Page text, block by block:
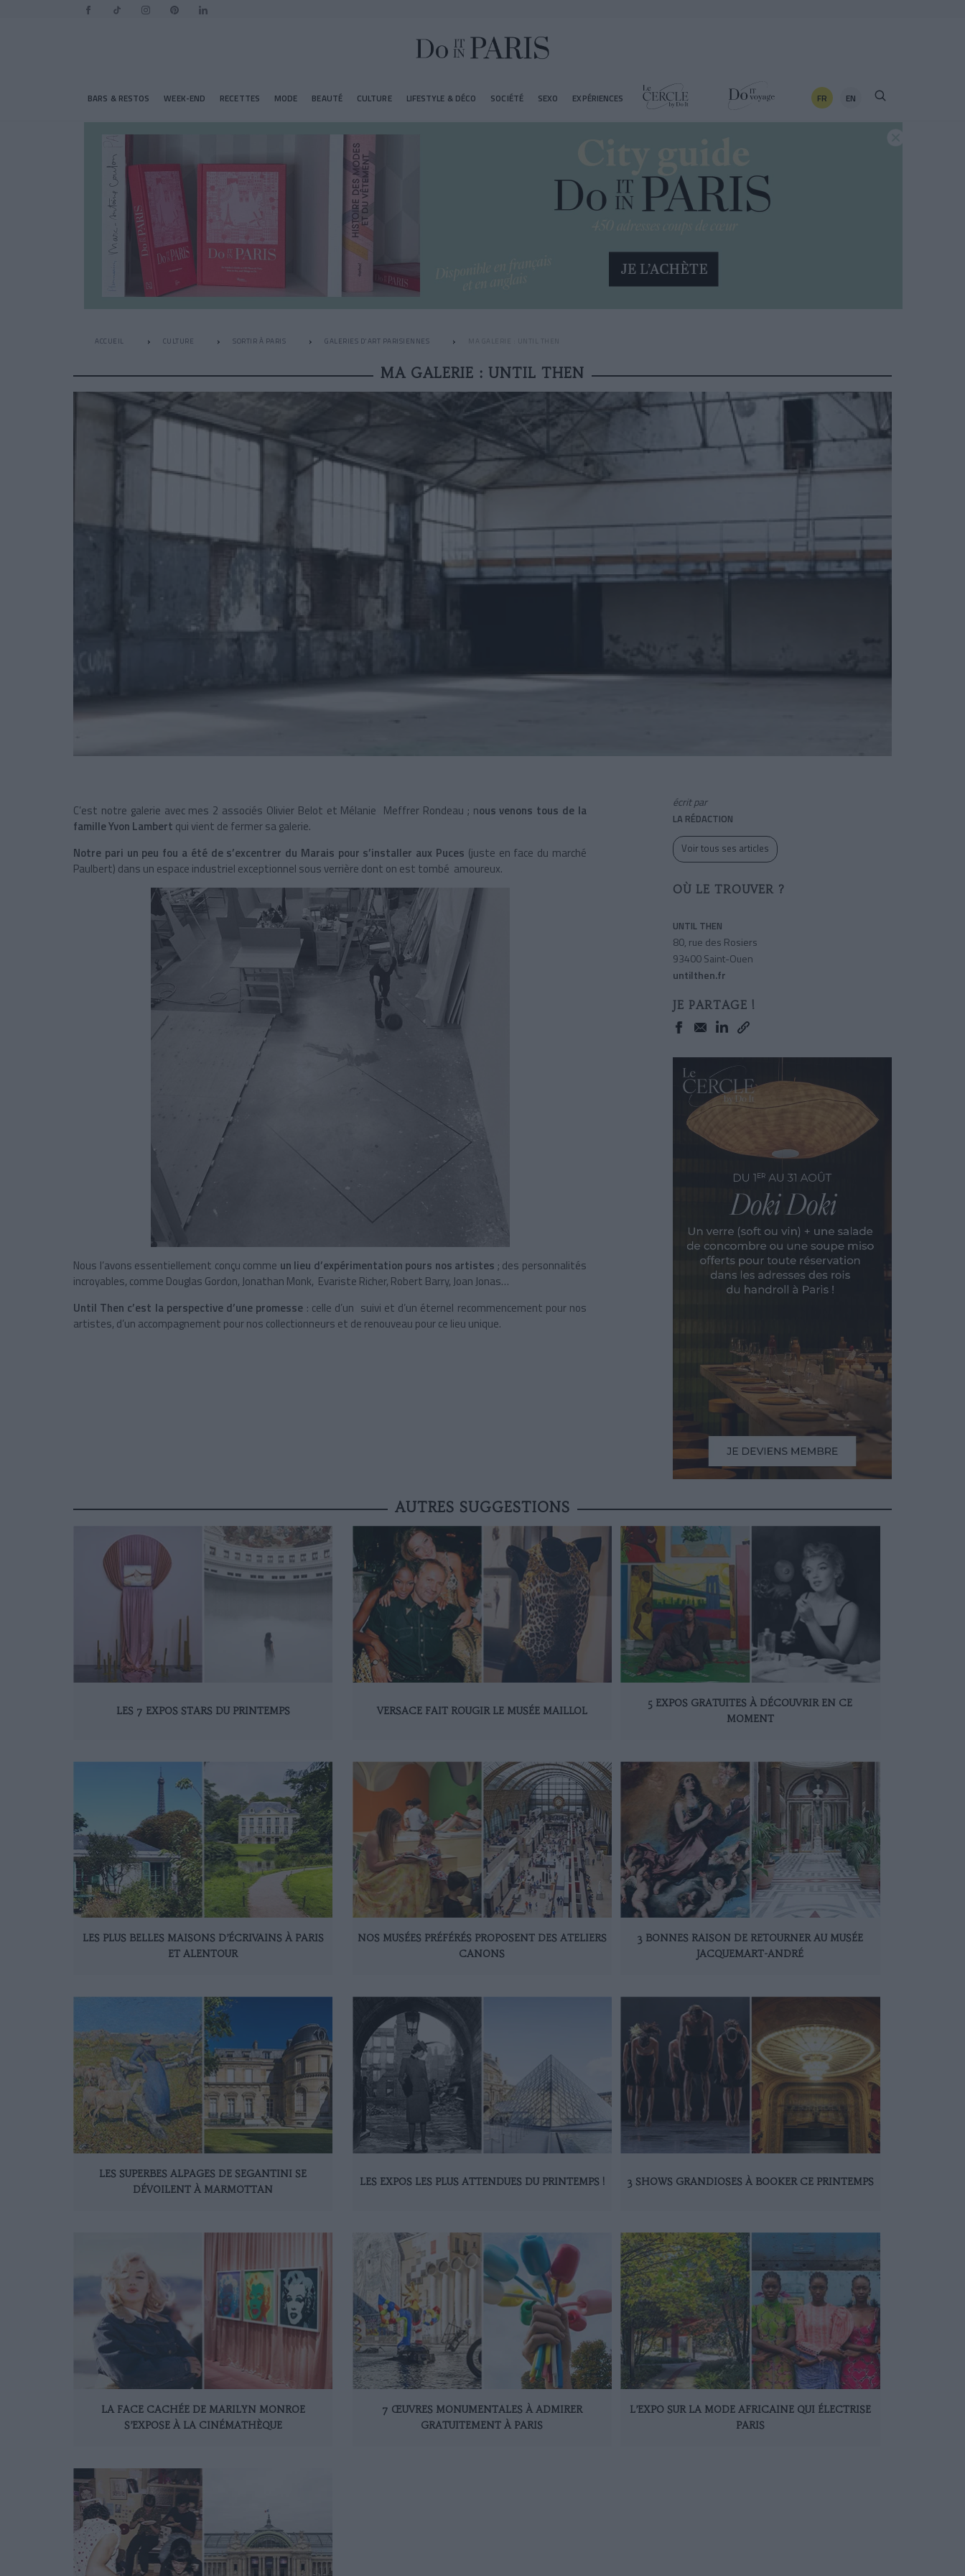
BARS & RESTOS WEEK-END RECETTES MODE BEAUTÉ CULTURE LIFESTYLE & DÉCO SOCIÉTÉ SEXO EXPÉRIENCES FR EN
ACCUEIL CULTURE SORTIR À PARIS GALERIES D'ART PARISIENNES MA GALERIE : UNTIL THEN
MA GALERIE : UNTIL THEN
C’est notre galerie avec mes 2 associés Olivier Belot et Mélanie Meffrer Rondeau ; nous venons tous de la
famille Yvon Lambert qui vient de fermer sa galerie.
Notre pari un peu fou a été de s’excentrer du Marais pour s’installer aux Puces (juste en face du marché
Paulbert) dans un espace industriel exceptionnel sous verrière dont on est tombé amoureux.
Nous l’avons essentiellement conçu comme un lieu d’expérimentation pours nos artistes ; des personnalités
incroyables, comme Douglas Gordon, Jonathan Monk, Evariste Richer, Robert Barry, Joan Jonas…
Until Then c’est la perspective d’une promesse : celle d’un suivi et d’un éternel recommencement pour nos
artistes, d’un accompagnement pour nos collectionneurs et de renouveau pour ce lieu unique.
écrit par
LA RÉDACTION
Voir tous ses articles
OÙ LE TROUVER ?
UNTIL THEN
80, rue des Rosiers
93400 Saint­-Ouen
untilthen.fr
JE PARTAGE !
AUTRES SUGGESTIONS
LES 7 EXPOS STARS DU PRINTEMPS VERSACE FAIT ROUGIR LE MUSÉE MAILLOL
5 EXPOS GRATUITES À DÉCOUVRIR EN CE
MOMENT
LES PLUS BELLES MAISONS D’ÉCRIVAINS À PARIS
ET ALENTOUR
NOS MUSÉES PRÉFÉRÉS PROPOSENT DES ATELIERS
CANONS
3 BONNES RAISON DE RETOURNER AU MUSÉE
JACQUEMART-ANDRÉ
LES SUPERBES ALPAGES DE SEGANTINI SE
DÉVOILENT À MARMOTTAN
LES EXPOS LES PLUS ATTENDUES DU PRINTEMPS ! 3 SHOWS GRANDIOSES À BOOKER CE PRINTEMPS
LA FACE CACHÉE DE MARILYN MONROE
S’EXPOSE À LA CINÉMATHÈQUE
7 ŒUVRES MONUMENTALES À ADMIRER
GRATUITEMENT À PARIS
L’EXPO SUR LA MODE AFRICAINE QUI ÉLECTRISE
PARIS